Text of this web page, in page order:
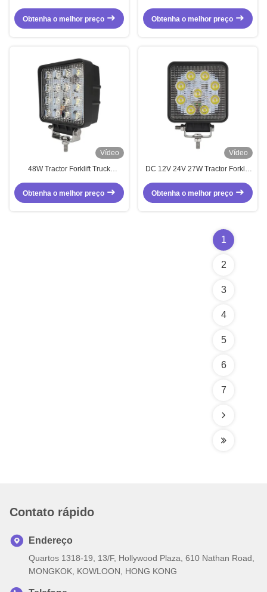
para tratores
Obtenha o melhor preço
Trabalho Com Interruptor
Obtenha o melhor preço
Vídeo
48W Tractor Forklift Truck
Obtenha o melhor preço
Vídeo
DC 12V 24V 27W Tractor Forklift
dianteira LED
Obtenha o melhor preço
1
2
3
4
5
6
7
Contato rápido
Endereço
Quartos 1318-19, 13/F, Hollywood Plaza, 610 Nathan Road,
MONGKOK, KOWLOON, HONG KONG